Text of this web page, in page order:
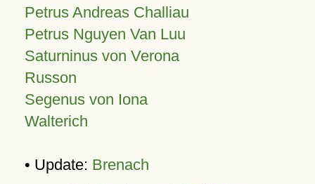
Petrus Andreas Challiau
Petrus Nguyen Van Luu
Saturninus von Verona
Russon
Segenus von Iona
Walterich
• Update: Brenach